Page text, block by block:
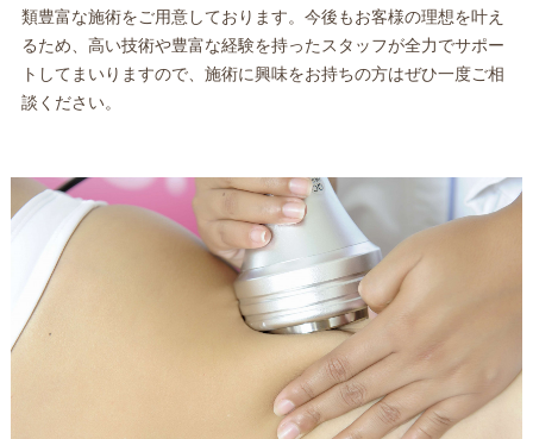
類豊富な施術をご用意しております。今後もお客様の理想を叶え
るため、高い技術や豊富な経験を持ったスタッフが全力でサポー
トしてまいりますので、施術に興味をお持ちの方はぜひ一度ご相
談ください。